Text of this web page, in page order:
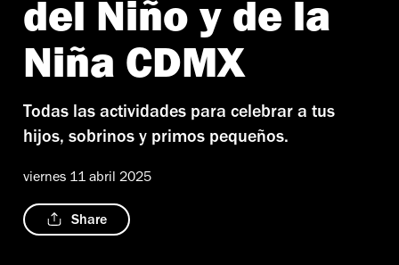
del Niño y de la
Niña CDMX
Todas las actividades para celebrar a tus
hijos, sobrinos y primos pequeños.
viernes 11 abril 2025
Share